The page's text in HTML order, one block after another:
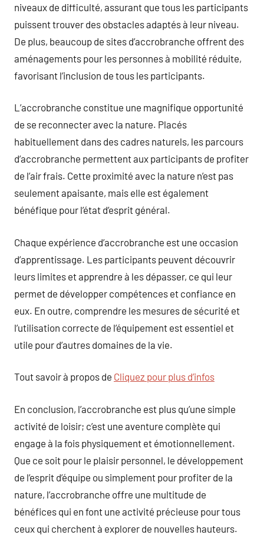
niveaux de difficulté, assurant que tous les participants
puissent trouver des obstacles adaptés à leur niveau.
De plus, beaucoup de sites d’accrobranche offrent des
aménagements pour les personnes à mobilité réduite,
favorisant l’inclusion de tous les participants.
L’accrobranche constitue une magnifique opportunité
de se reconnecter avec la nature. Placés
habituellement dans des cadres naturels, les parcours
d’accrobranche permettent aux participants de profiter
de l’air frais. Cette proximité avec la nature n’est pas
seulement apaisante, mais elle est également
bénéfique pour l’état d’esprit général.
Chaque expérience d’accrobranche est une occasion
d’apprentissage. Les participants peuvent découvrir
leurs limites et apprendre à les dépasser, ce qui leur
permet de développer compétences et confiance en
eux. En outre, comprendre les mesures de sécurité et
l’utilisation correcte de l’équipement est essentiel et
utile pour d’autres domaines de la vie.
Tout savoir à propos de Cliquez pour plus d’infos
En conclusion, l’accrobranche est plus qu’une simple
activité de loisir; c’est une aventure complète qui
engage à la fois physiquement et émotionnellement.
Que ce soit pour le plaisir personnel, le développement
de l’esprit d’équipe ou simplement pour profiter de la
nature, l’accrobranche offre une multitude de
bénéfices qui en font une activité précieuse pour tous
ceux qui cherchent à explorer de nouvelles hauteurs.